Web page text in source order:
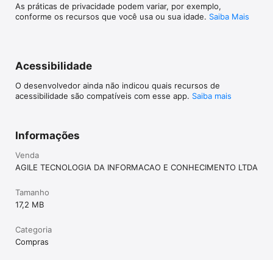
As práticas de privacidade podem variar, por exemplo,
conforme os recursos que você usa ou sua idade. Saiba Mais
Acessibilidade
O desenvolvedor ainda não indicou quais recursos de
acessibilidade são compatíveis com esse app. Saiba mais
Informações
Venda
AGILE TECNOLOGIA DA INFORMACAO E CONHECIMENTO LTDA
Tamanho
17,2 MB
Categoria
Compras